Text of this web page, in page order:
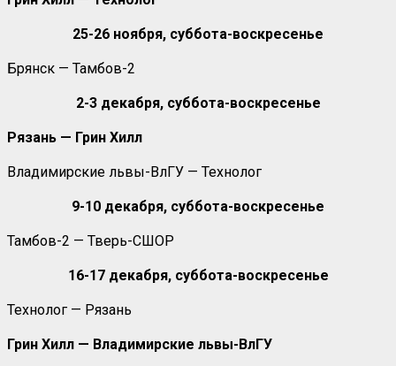
25-26 ноября, суббота-воскресенье
Брянск — Тамбов-2
2-3 декабря, суббота-воскресенье
Рязань — Грин Хилл
Владимирские львы-ВлГУ — Технолог
9-10 декабря, суббота-воскресенье
Тамбов-2 — Тверь-СШОР
16-17 декабря, суббота-воскресенье
Технолог — Рязань
Грин Хилл — Владимирские львы-ВлГУ